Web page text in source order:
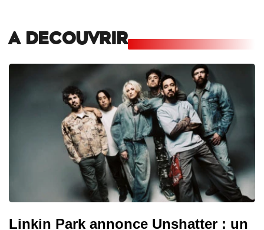
A DECOUVRIR
Linkin Park annonce Unshatter : un